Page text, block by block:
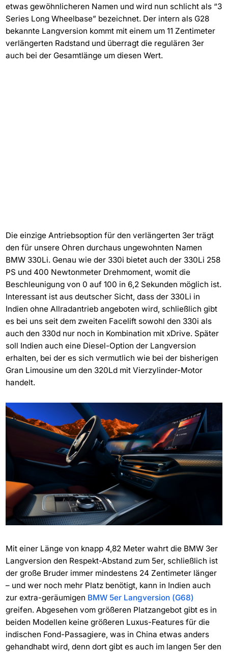
etwas gewöhnlicheren Namen und wird nun schlicht als “3
Series Long Wheelbase” bezeichnet. Der intern als G28
bekannte Langversion kommt mit einem um 11 Zentimeter
verlängerten Radstand und überragt die regulären 3er
auch bei der Gesamtlänge um diesen Wert.
Die einzige Antriebsoption für den verlängerten 3er trägt
den für unsere Ohren durchaus ungewohnten Namen
BMW 330Li. Genau wie der 330i bietet auch der 330Li 258
PS und 400 Newtonmeter Drehmoment, womit die
Beschleunigung von 0 auf 100 in 6,2 Sekunden möglich ist.
Interessant ist aus deutscher Sicht, dass der 330Li in
Indien ohne Allradantrieb angeboten wird, schließlich gibt
es bei uns seit dem zweiten Facelift sowohl den 330i als
auch den 330d nur noch in Kombination mit xDrive. Später
soll Indien auch eine Diesel-Option der Langversion
erhalten, bei der es sich vermutlich wie bei der bisherigen
Gran Limousine um den 320Ld mit Vierzylinder-Motor
handelt.
Mit einer Länge von knapp 4,82 Meter wahrt die BMW 3er
Langversion den Respekt-Abstand zum 5er, schließlich ist
der große Bruder immer mindestens 24 Zentimeter länger
– und wer noch mehr Platz benötigt, kann in Indien auch
zur extra-geräumigen BMW 5er Langversion (G68)
greifen. Abgesehen vom größeren Platzangebot gibt es in
beiden Modellen keine größeren Luxus-Features für die
indischen Fond-Passagiere, was in China etwas anders
gehandhabt wird, denn dort gibt es auch im langen 5er den